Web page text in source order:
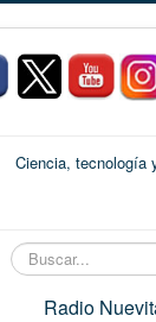
Ciencia, tecnología
Buscar...
Radio